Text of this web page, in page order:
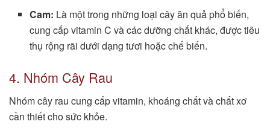
Cam: Là một trong những loại cây ăn quả phổ biến,
cung cấp vitamin C và các dưỡng chất khác, được tiêu
thụ rộng rãi dưới dạng tươi hoặc chế biến.
4. Nhóm Cây Rau
Nhóm cây rau cung cấp vitamin, khoáng chất và chất xơ
cần thiết cho sức khỏe.